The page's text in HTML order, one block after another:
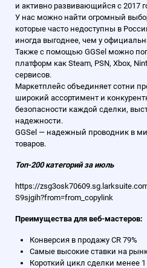
и активно развивающийся с 2017
У нас можно найти огромный
которые часто недоступны в
иногда выгоднее, чем у
Также с помощью GGSel можно
платформ как Steam, PSN, Xbox,
сервисов.
Маркетплейс объединяет сотни
широкий ассортимент и
безопасности каждой сделки,
надежности.
GGSel — надежный проводник в
товаров.
Топ-200 категорий за июль
https://
S9sjgih?from=from_copylink
Преимущества для веб-мастеров:
Конверсия в продажу CR 79%
Самые высокие ставки на
Короткий цикл сделки менее